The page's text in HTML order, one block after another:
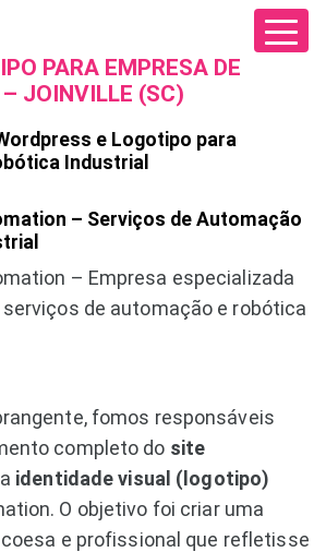
PARA EMPRESA DE
JOINVILLE (SC)
e Logotipo para
Industrial
– Serviços de Automação
– Empresa especializada
de automação e robótica
fomos responsáveis
completo do site
identidade visual (logotipo)
O objetivo foi criar uma
e profissional que refletisse